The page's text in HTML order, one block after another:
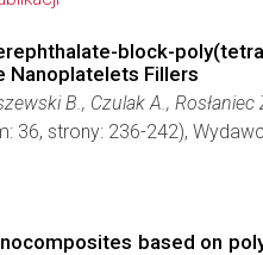
block-
Nanoplatelets Fillers
B., Czulak A., Rosłaniec
36, strony: 236-242),
based on